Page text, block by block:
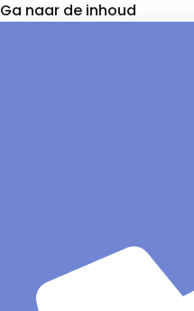
Ga naar de inhoud